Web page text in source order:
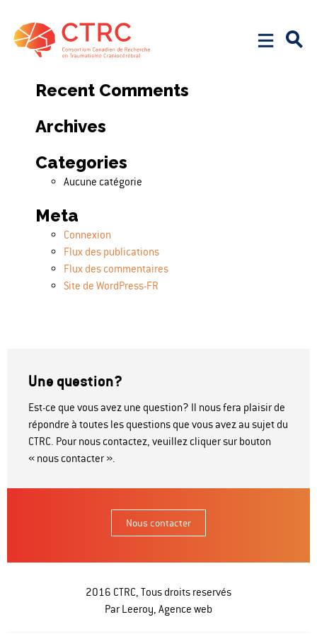
Search
Rechercher :
Recent Comments
Archives
Categories
Aucune catégorie
Meta
Connexion
Flux des publications
Flux des commentaires
Site de WordPress-FR
Une question?
Est-ce que vous avez une question? Il nous fera plaisir de
répondre à toutes les questions que vous avez au sujet du
CTRC. Pour nous contactez, veuillez cliquer sur bouton
« nous contacter ».
Nous contacter
2016 CTRC, Tous droits reservés
Par Leeroy, Agence web